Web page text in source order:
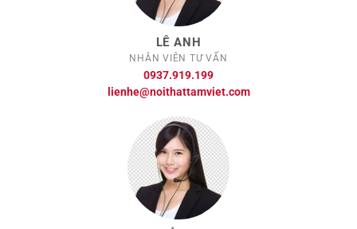
LÊ ANH
NHÂN VIÊN TƯ VẤN
0937.919.199
lienhe@noithattamviet.com